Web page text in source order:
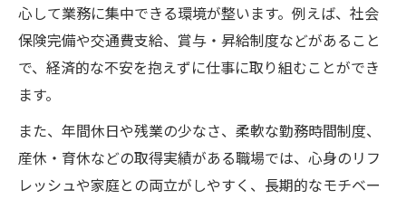
心して業務に集中できる環境が整います。例えば、社会
保険完備や交通費支給、賞与・昇給制度などがあること
で、経済的な不安を抱えずに仕事に取り組むことができ
ます。
また、年間休日や残業の少なさ、柔軟な勤務時間制度、
産休・育休などの取得実績がある職場では、心身のリフ
レッシュや家庭との両立がしやすく、長期的なモチベー